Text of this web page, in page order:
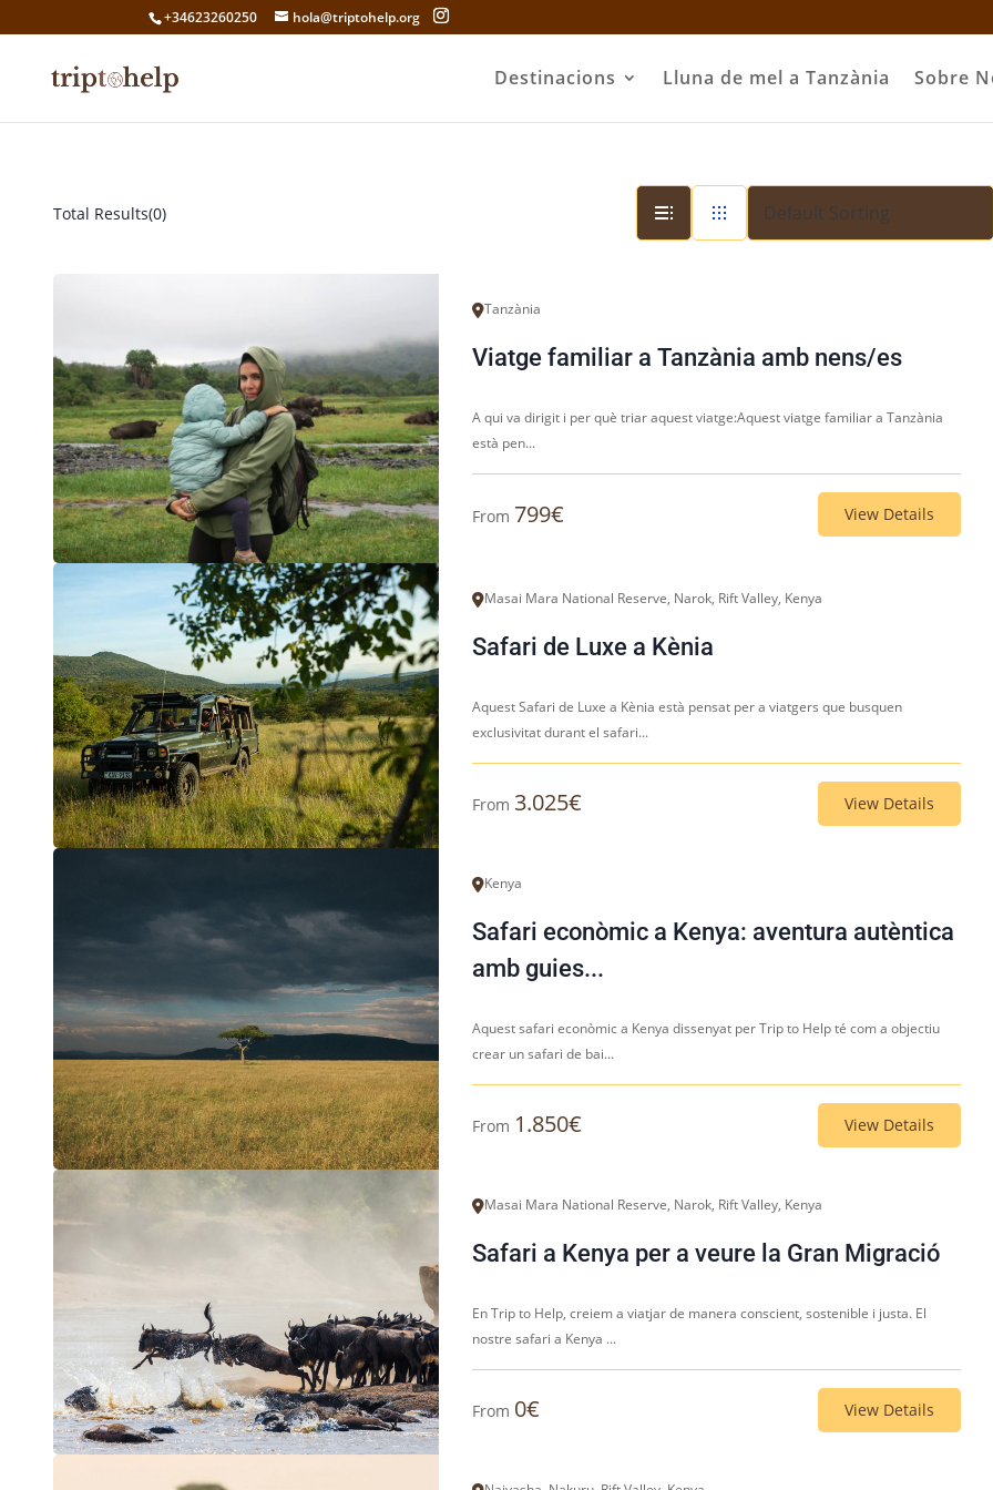
+34623260250 hola@triptohelp.org
Destinacions Lluna de mel a Tanzània Sobre
Total Results(0)
Tanzània
Viatge familiar a Tanzània amb nens/es
A qui va dirigit i per què triar aquest viatge:Aquest viatge familiar a Tanzània
està pen...
From 799€ View Details
Masai Mara National Reserve, Narok, Rift Valley, Kenya
Safari de Luxe a Kènia
Aquest Safari de Luxe a Kènia està pensat per a viatgers que busquen
exclusivitat durant el safari...
From 3.025€ View Details
Kenya
Safari econòmic a Kenya: aventura autèntica
amb guies...
Aquest safari econòmic a Kenya dissenyat per Trip to Help té com a objectiu
crear un safari de bai...
From 1.850€ View Details
Masai Mara National Reserve, Narok, Rift Valley, Kenya
Safari a Kenya per a veure la Gran Migració
En Trip to Help, creiem a viatjar de manera conscient, sostenible i justa. El
nostre safari a Kenya ...
From 0€ View Details